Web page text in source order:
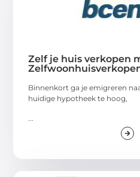
Zelf je huis verkopen
Binnenkort ga je emigreren
huidige hypotheek te hoog,